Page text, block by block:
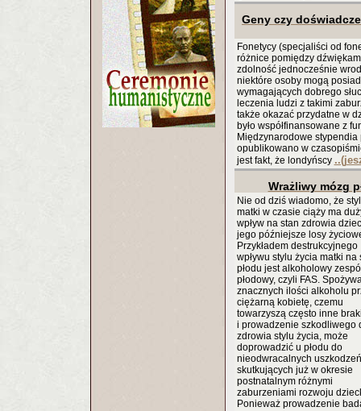
Geny czy
Fonetycy (specjaliści od
różnice pomiędzy
zdolność jednocześnie
niektóre osoby mogą
wymagających dobrego
leczenia ludzi z takimi
także okazać przydatne w
było współfinansowane z
Międzynarodowe
opublikowano w
jest fakt, że londyńscy
Wrażliwy mózg
Nie od dziś wiadomo, że
matki w czasie ciąży ma
wpływ na stan zdrowia
jego późniejsze losy
Przykładem destrukcyjnego
wpływu stylu życia matki na
płodu jest alkoholowy
płodowy, czyli FAS.
znacznych ilości alkoholu
ciężarną kobietę, czemu
towarzyszą często inne
i prowadzenie szkodliwego
zdrowia stylu życia, może
doprowadzić u płodu do
nieodwracalnych
skutkujących już w okresie
postnatalnym różnymi
zaburzeniami rozwoju
Ponieważ prowadzenie